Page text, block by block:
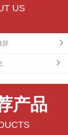
US
辞
产品